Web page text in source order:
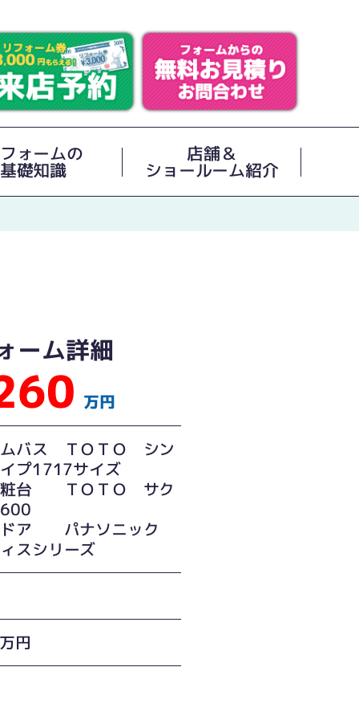
ォームの
基礎知識
店舗＆
ショールーム紹介
ーム詳細
万円
ムバス ＴＯＴＯ シン
プ1717サイズ
粧台 ＴＯＴＯ サク
ドア パナソニック
スシリーズ
円